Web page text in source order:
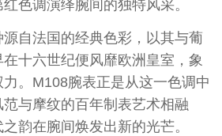
色调演绎腕间的独特风采。
自法国的经典色彩，以其与葡
十六世纪便风靡欧洲皇室，象
。M108腕表正是从这一色调中
与摩纹的百年制表艺术相融
韵在腕间焕发出新的光芒。